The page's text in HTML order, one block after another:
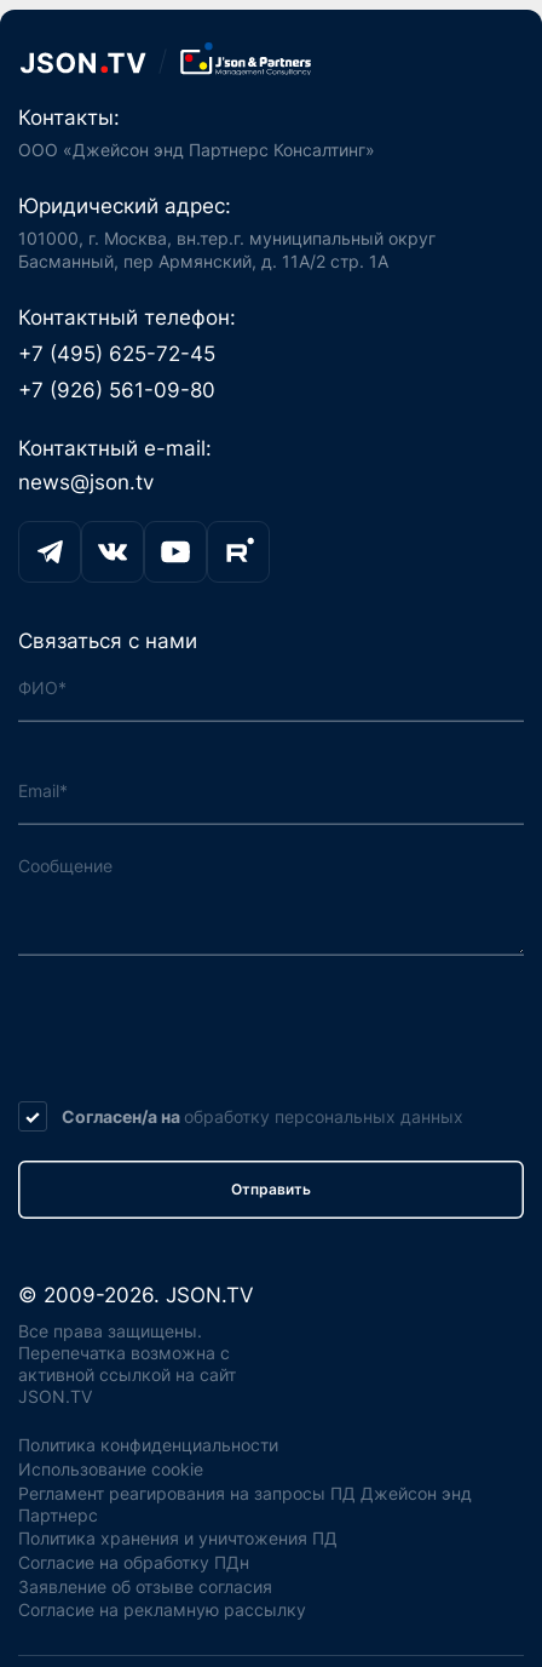
Контакты:
ООО «Джейсон энд Партнерс Консалтинг»
Юридический адрес:
101000, г. Москва, вн.тер.г. муниципальный округ
Басманный, пер Армянский, д. 11А/2 стр. 1А
Контактный телефон:
+7 (495) 625-72-45
+7 (926) 561-09-80
Контактный e-mail:
news@json.tv
Связаться с нами
Согласен/а на обработку персональных данных
Отправить
© 2009-2026. JSON.TV
Все права защищены.
Перепечатка возможна с
активной ссылкой на сайт
JSON.TV
Политика конфиденциальности
Использование cookie
Регламент реагирования на запросы ПД Джейсон энд
Партнерс
Политика хранения и уничтожения ПД
Согласие на обработку ПДн
Заявление об отзыве согласия
Согласие на рекламную рассылку